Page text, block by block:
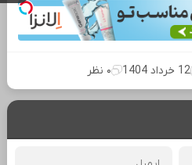
12 خرداد 1404 ۰ نظر